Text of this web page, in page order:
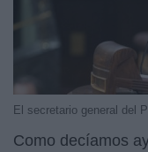
El secretario general del
Como decíamos